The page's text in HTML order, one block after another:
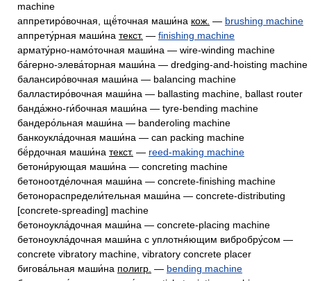
machine
аппретиро́вочная, щё́точная маши́на кож. — brushing machine
аппрету́рная маши́на текст. — finishing machine
армату́рно-намо́точная маши́на — wire-winding machine
ба́герно-элева́торная маши́на — dredging-and-hoisting machine
балансиро́вочная маши́на — balancing machine
балластиро́вочная маши́на — ballasting machine, ballast router
банда́жно-ги́бочная маши́на — tyre-bending machine
бандеро́льная маши́на — banderoling machine
банкоукла́дочная маши́на — can packing machine
бё́рдочная маши́на текст. — reed-making machine
бетони́рующая маши́на — concreting machine
бетоноотде́лочная маши́на — concrete-finishing machine
бетонораспредели́тельная маши́на — concrete-distributing
[concrete-spreading] machine
бетоноукла́дочная маши́на — concrete-placing machine
бетоноукла́дочная маши́на с уплотня́ющим вибробру́сом —
concrete vibratory machine, vibratory concrete placer
бигова́льная маши́на полигр. — bending machine